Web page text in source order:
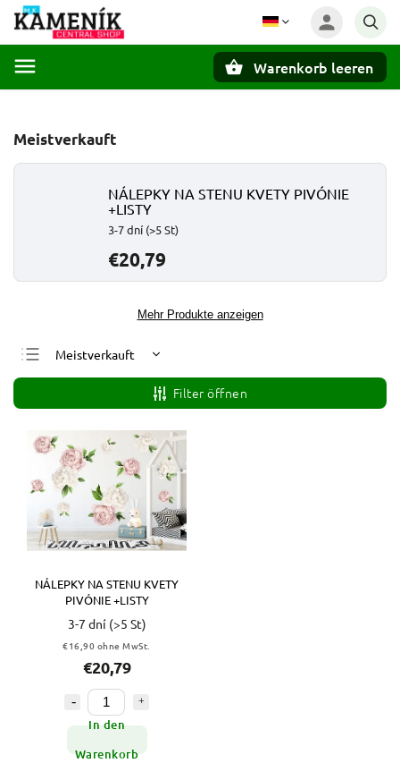
Warenkorb leeren
Meistverkauft
NÁLEPKY NA STENU KVETY PIVÓNIE
+LISTY
3-7 dní (>5 St)
€20,79
Mehr Produkte anzeigen
Meistverkauft
Günstigste
Teuerste
Alphabetisch
Filter öffnen
NÁLEPKY NA STENU KVETY
PIVÓNIE +LISTY
3-7 dní (>5 St)
€16,90 ohne MwSt.
€20,79
In den
Warenkorb